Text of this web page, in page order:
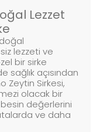
Lezzet
lezzeti ve
bir sirke
açısından
Zeytin Sirkesi,
olacak bir
değerlerini
ve daha